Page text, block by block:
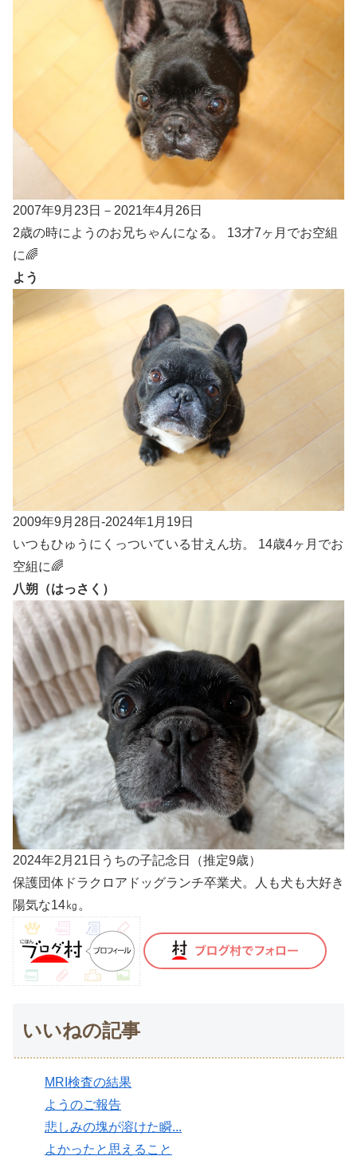
2007年9月23日－2021年4月26日
2歳の時にようのお兄ちゃんになる。 13才7ヶ月でお空組
に🌈
よう
2009年9月28日-2024年1月19日
いつもひゅうにくっついている甘えん坊。 14歳4ヶ月でお
空組に🌈
八朔（はっさく）
2024年2月21日うちの子記念日（推定9歳）
保護団体ドラクロアドッグランチ卒業犬。人も犬も大好き
陽気な14㎏。
いいねの記事
MRI検査の結果
ようのご報告
悲しみの塊が溶けた瞬...
よかったと思えること